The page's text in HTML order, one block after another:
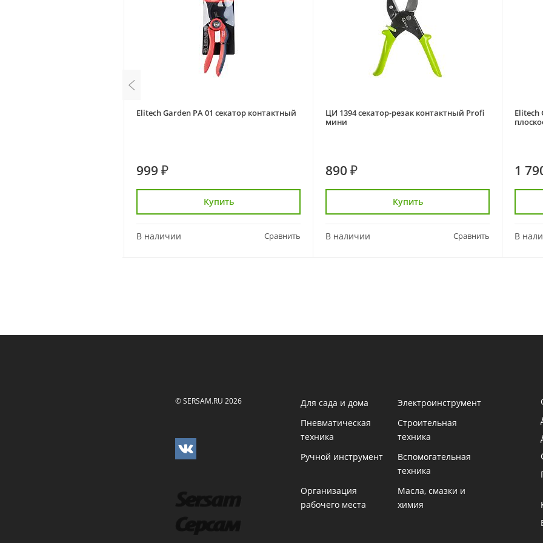
Elitech Garden PA 01 секатор контактный
999 ₽
Купить
В наличии Сравнить
ЦИ 1394 секатор-резак контактный Profi
мини
890 ₽
Купить
В наличии Сравнить
Elitech
1
В
© SERSAM.RU 2026 Для сада и дома
Электроинструмент
Пневматическая
техника
Строительная
техника
Ручной инструмент
Вспомогательная
техника
Организация
рабочего места
Масла, смазки и
химия